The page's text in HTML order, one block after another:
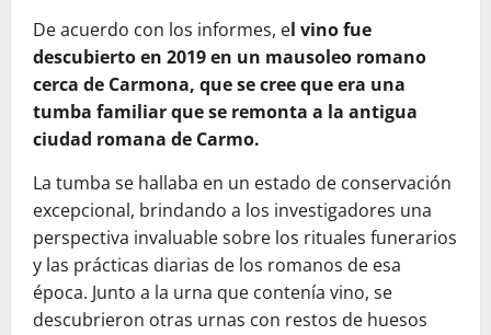
De acuerdo con los informes, el vino fue
descubierto en 2019 en un mausoleo romano
cerca de Carmona, que se cree que era una
tumba familiar que se remonta a la antigua
ciudad romana de Carmo.
La tumba se hallaba en un estado de conservación
excepcional, brindando a los investigadores una
perspectiva invaluable sobre los rituales funerarios
y las prácticas diarias de los romanos de esa
época. Junto a la urna que contenía vino, se
descubrieron otras urnas con restos de huesos